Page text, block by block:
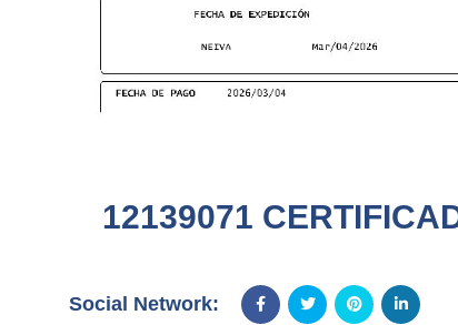
12139071
Social Network: